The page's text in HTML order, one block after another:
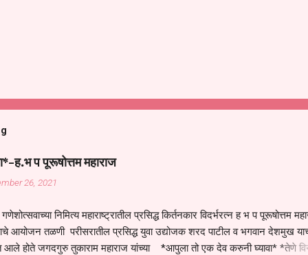
ह.भ प पूरूषोत्तम महाराज
26, 2021
निमित्य महाराष्ट्रातील प्रसिद्ध किर्तनकार विदर्भरत्न ह भ प पूरूषोत्तम
आयोजन तळणी परीसरातील प्रसिद्ध युवा उद्योजक शरद पाटील व भगवान देशमुख
आले होते जगदगुरु तुकाराम महाराज यांच्या *आपुला तो एक देव करुनी घ्यावा* *तेणे